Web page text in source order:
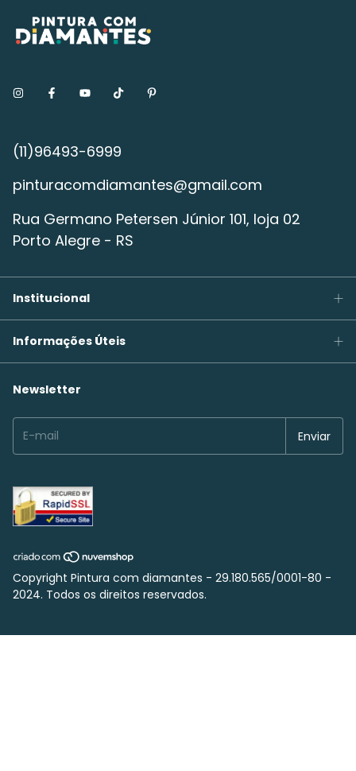
pinturacomdiamantes@gmail.com
Rua Germano Petersen Júnior 101, loja 02
Porto Alegre - RS
Institucional
Informações Úteis
Newsletter